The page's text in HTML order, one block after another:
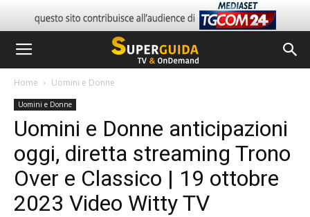
Home Uomini e Donne
Uomini e Donne
Uomini e Donne anticipazioni
oggi, diretta streaming Trono
Over e Classico | 19 ottobre
2023 Video Witty TV